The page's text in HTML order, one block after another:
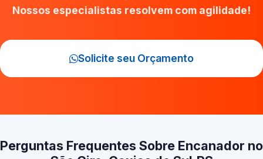
Nossos especialistas resolvem com agilidade!
Solicite seu Orçamento
Perguntas Frequentes Sobre Encanador no